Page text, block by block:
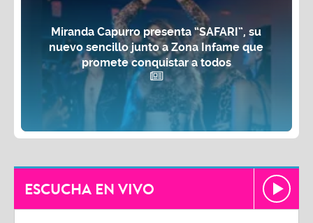
Miranda Capurro presenta “SAFARI”, su
nuevo sencillo junto a Zona Infame que
promete conquistar a todos
ESCUCHA EN VIVO